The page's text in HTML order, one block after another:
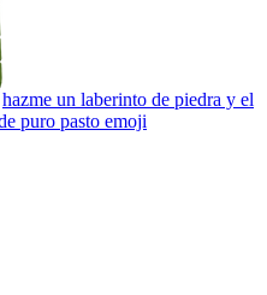
hazme un laberinto de piedra y el
puro pasto emoji